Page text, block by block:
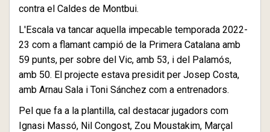
contra el Caldes de Montbui.
L'Escala va tancar aquella impecable temporada 2022-
23 com a flamant campió de la Primera Catalana amb
59 punts, per sobre del Vic, amb 53, i del Palamós,
amb 50. El projecte estava presidit per Josep Costa,
amb Arnau Sala i Toni Sánchez com a entrenadors.
Pel que fa a la plantilla, cal destacar jugadors com
Ignasi Massó, Nil Congost, Zou Moustakim, Marçal